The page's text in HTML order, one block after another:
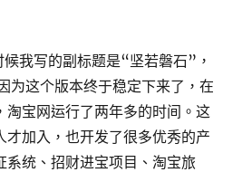
我写的副标题是“坚若磐石”，
为这个版本终于稳定下来了，在
淘宝网运行了两年多的时间。这
才加入，也开发了很多优秀的产
系统、招财进宝项目、淘宝旅